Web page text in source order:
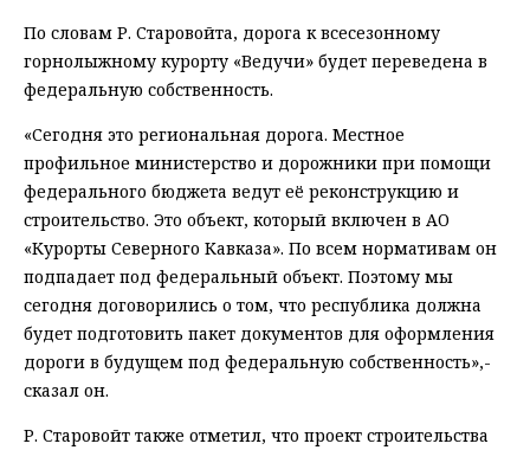
По словам Р. Старовойта, дорога к всесезонному
горнолыжному курорту «Ведучи» будет переведена в
федеральную собственность.
«Сегодня это региональная дорога. Местное
профильное министерство и дорожники при помощи
федерального бюджета ведут её реконструкцию и
строительство. Это объект, который включен в АО
«Курорты Северного Кавказа». По всем нормативам он
подпадает под федеральный объект. Поэтому мы
сегодня договорились о том, что республика должна
будет подготовить пакет документов для оформления
дороги в будущем под федеральную собственность»,-
сказал он.
Р. Старовойт также отметил, что проект строительства